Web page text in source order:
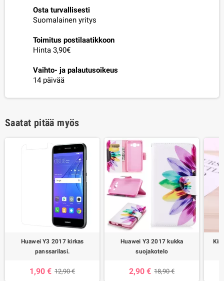
Osta turvallisesti
Suomalainen yritys
Toimitus postilaatikkoon
Hinta 3,90€
Vaihto- ja palautusoikeus
14 päivää
Saatat pitää myös
Huawei Y3 2017 kirkas
panssarilasi.
1,90 € 12,90 €
Huawei Y3 2017 kukka
suojakotelo
2,90 € 18,90 €